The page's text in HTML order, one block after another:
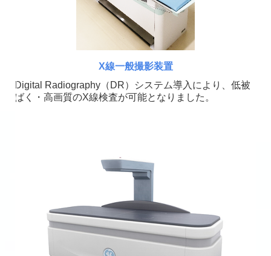
X線一般撮影装置
Digital Radiography（DR）システム導入により、低被
ばく・高画質のX線検査が可能となりました。